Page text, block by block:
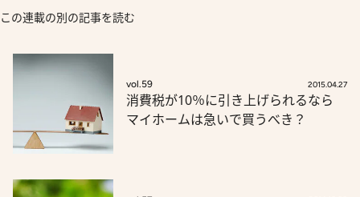
この連載の別の記事を読む
vol.59 2015.04.27
消費税が10％に引き上げられるなら
マイホームは急いで買うべき？